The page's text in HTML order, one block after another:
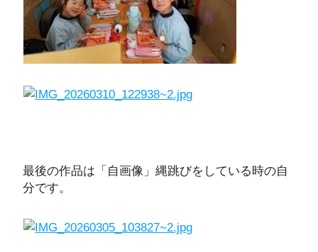
最後の作品は「自画像」縄跳びをしている時の自
分です。